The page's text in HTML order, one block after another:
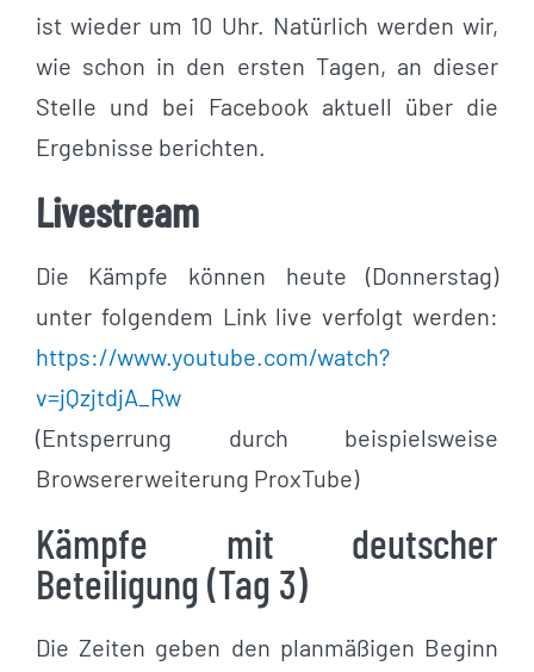
ist wieder um 10 Uhr. Natürlich werden wir,
wie schon in den ersten Tagen, an dieser
Stelle und bei Facebook aktuell über die
Ergebnisse berichten.
Livestream
Die Kämpfe können heute (Donnerstag)
unter folgendem Link live verfolgt werden:
https://www.youtube.com/watch?
v=jQzjtdjA_Rw
(Entsperrung durch beispielsweise
Browsererweiterung ProxTube)
Kämpfe mit deutscher
Beteiligung (Tag 3)
Die Zeiten geben den planmäßigen Beginn